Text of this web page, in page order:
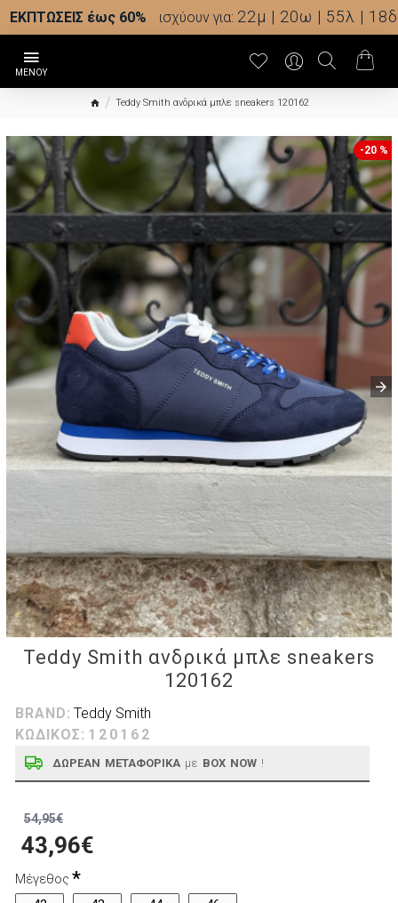
ΕΚΠΤΩΣΕΙΣ έως 60% ισχύουν για: 22μ | 20ω | 55λ | 17δ
Teddy Smith ανδρικά μπλε sneakers 120162
-20 %
Teddy Smith ανδρικά μπλε sneakers
120162
ΔΩΡΕΑΝ ΜΕΤΑΦΟΡΙΚΑ με BOX NOW !
BRAND: Teddy Smith
ΚΩΔΙΚΟΣ: 120162
43,96€
54,95€
Μέγεθος